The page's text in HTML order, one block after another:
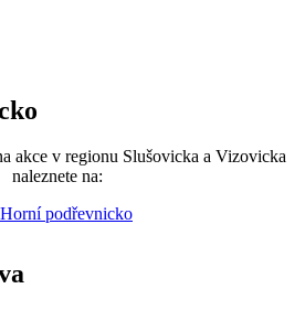
akce v regionu Slušovicka a Vizovicka
naleznete na: